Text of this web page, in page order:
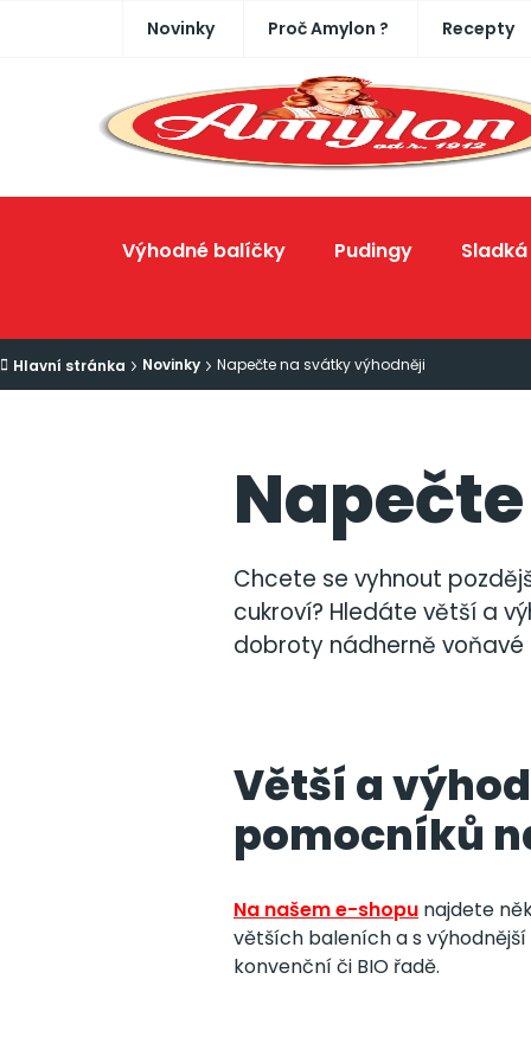
Novinky Proč Amylon ? Recepty
Výhodné balíčky Pudingy
Domů Novinky Napečte na svátky výhodněji
Chcete se vyhnout
cukroví? Hledáte větší a
dobroty nádherně
Větší a
pomocníků
Na našem e-shopu najdete
větších baleních a s
konvenční či BIO řadě.